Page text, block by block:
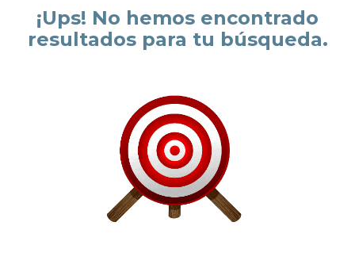
Nuevo catálogo Aire Libre
Paga en 3 plazos sin intereses
¡Ups! No hemos encontrado
resultados para tu búsqueda.